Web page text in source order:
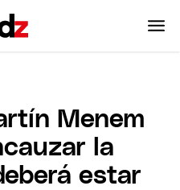
Menem
la
estar